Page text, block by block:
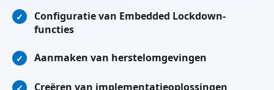
✓
Configuratie van Embedded Lockdown-
functies
✓ Aanmaken van herstelomgevingen
✓ Creëren van implementatieoplossingen